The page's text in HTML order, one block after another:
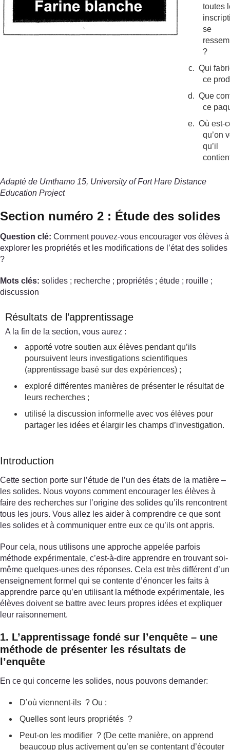
toutes
se
?
c. Qui
ce
d. Que
ce
e. Où est-
qu’on
qu’il
Adapté de Umthamo 15, University of Fort Hare Distance
Education Project
Section numéro 2 : Étude des solides
Question clé: Comment pouvez-vous encourager vos élèves à
explorer les propriétés et les modifications de l’état des solides
?
Mots clés: solides ; recherche ; propriétés ; étude ; rouille ;
discussion
Résultats de l’apprentissage
A la fin de la section, vous aurez :
apporté votre soutien aux élèves pendant qu’ils
poursuivent leurs investigations scientifiques
(apprentissage basé sur des expériences) ;
exploré différentes manières de présenter le résultat de
leurs recherches ;
utilisé la discussion informelle avec vos élèves pour
partager les idées et élargir les champs d’investigation.
Introduction
Cette section porte sur l’étude de l’un des états de la matière –
les solides. Nous voyons comment encourager les élèves à
faire des recherches sur l’origine des solides qu’ils rencontrent
tous les jours. Vous allez les aider à comprendre ce que sont
les solides et à communiquer entre eux ce qu’ils ont appris.
Pour cela, nous utilisons une approche appelée parfois
méthode expérimentale, c’est-à-dire apprendre en trouvant soi-
même quelques-unes des réponses. Cela est très différent d’un
enseignement formel qui se contente d’énoncer les faits à
apprendre parce qu’en utilisant la méthode expérimentale, les
élèves doivent se battre avec leurs propres idées et expliquer
leur raisonnement.
1. L’apprentissage fondé sur l’enquête – une
méthode de présenter les résultats de
l’enquête
En ce qui concerne les solides, nous pouvons demander:
D’où viennent-ils ? Ou :
Quelles sont leurs propriétés ?
Peut-on les modifier ? (De cette manière, on apprend
beaucoup plus activement qu’en se contentant d’écouter